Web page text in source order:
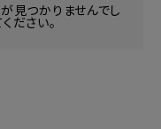
見つかりませんでし
ださい。